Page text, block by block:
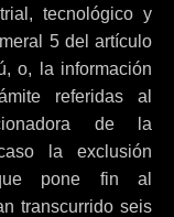
tecnológico y
5 del artículo
o, la información
referidas al
de la
la exclusión
pone fin al
transcurrido seis